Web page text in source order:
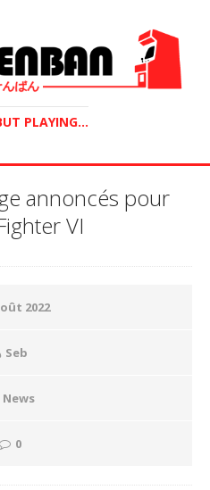
PLAYING...
annoncés pour
VI
2022
Seb
News
0